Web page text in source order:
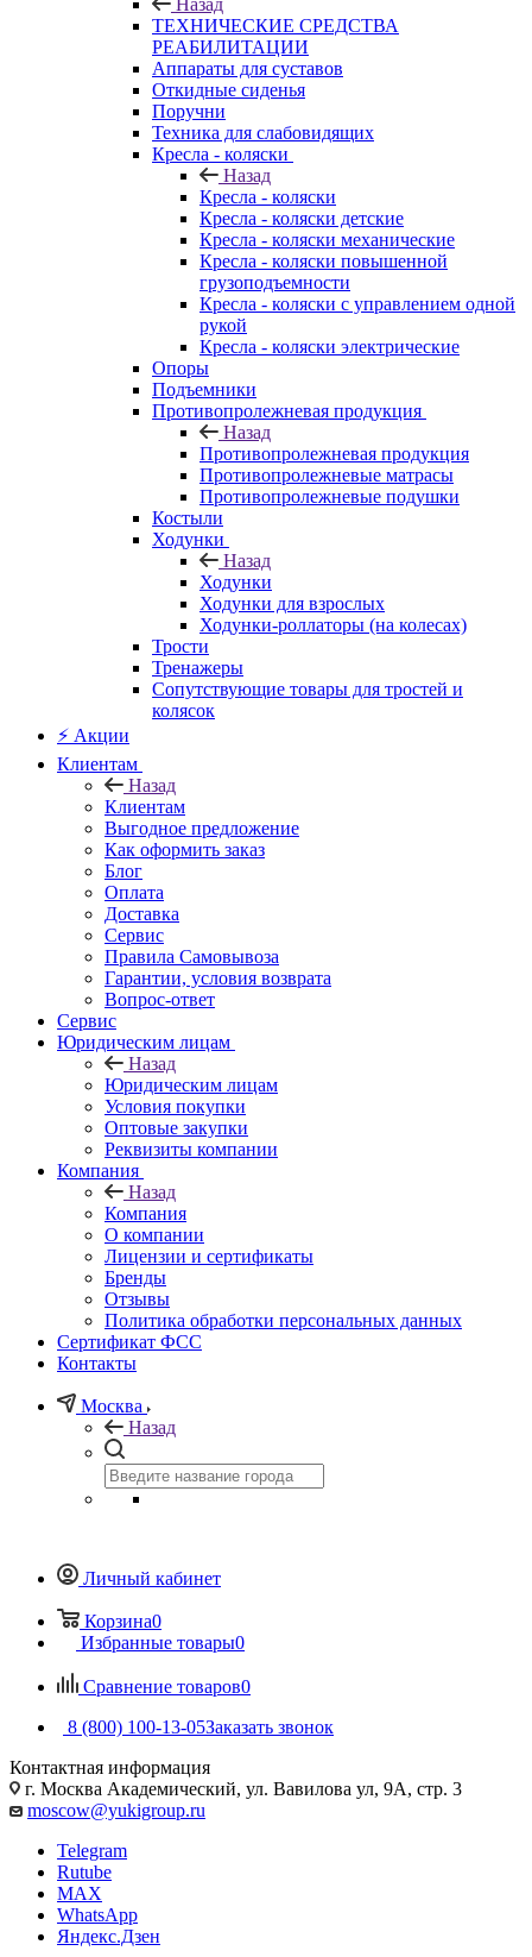
ТЕХНИЧЕСКИЕ СРЕДСТВА
РЕАБИЛИТАЦИИ
Аппараты для суставов
Откидные сиденья
Поручни
Техника для слабовидящих
Кресла - коляски
Назад
Кресла - коляски
Кресла - коляски детские
Кресла - коляски механические
Кресла - коляски повышенной
грузоподъемности
Кресла - коляски с управлением одной
рукой
Кресла - коляски электрические
Опоры
Подъемники
Противопролежневая продукция
Назад
Противопролежневая продукция
Противопролежневые матрасы
Противопролежневые подушки
Костыли
Ходунки
Назад
Ходунки
Ходунки для взрослых
Ходунки-роллаторы (на колесах)
Трости
Тренажеры
Сопутствующие товары для тростей и
колясок
⚡ Акции
Клиентам
Назад
Клиентам
Выгодное предложение
Как оформить заказ
Блог
Оплата
Доставка
Сервис
Правила Самовывоза
Гарантии, условия возврата
Вопрос-ответ
Сервис
Юридическим лицам
Назад
Юридическим лицам
Условия покупки
Оптовые закупки
Реквизиты компании
Компания
Назад
Компания
О компании
Лицензии и сертификаты
Бренды
Отзывы
Политика обработки персональных данных
Сертификат ФСС
Контакты
Москва
Назад
Личный кабинет
Корзина0
Избранные товары0
Сравнение товаров0
8 (800) 100-13-05Заказать звонок
Контактная информация
г. Москва Академический, ул. Вавилова ул, 9А, стр. 3
moscow@yukigroup.ru
Telegram
Rutube
MAX
WhatsApp
Яндекс.Дзен